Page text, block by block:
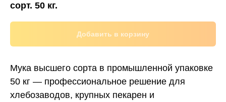
сорт. 50 кг.
Добавить в корзину
Мука высшего сорта в промышленной упаковке
50 кг — профессиональное решение для
хлебозаводов, крупных пекарен и